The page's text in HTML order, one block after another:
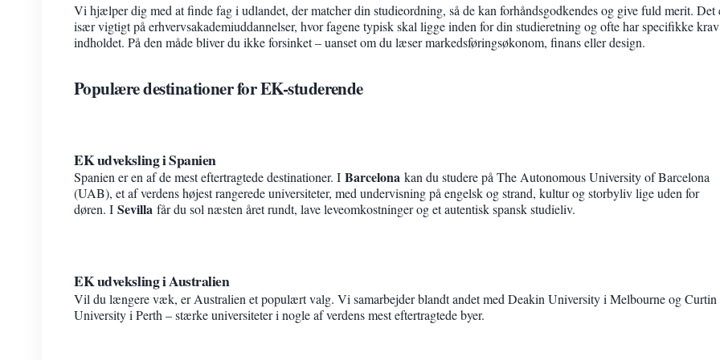
Vi hjælper dig med at finde fag i udlandet, der matcher din studieordning, så de kan forhåndsgodkendes og give fuld merit. Det
især vigtigt på erhvervsakademiuddannelser, hvor fagene typisk skal ligge inden for din studieretning og ofte har specifikke
indholdet. På den måde bliver du ikke forsinket – uanset om du læser markedsføringsøkonom, finans eller design.
Populære destinationer for EK-studerende
EK udveksling i Spanien
Spanien er en af de mest eftertragtede destinationer. I Barcelona kan du studere på The Autonomous University of Barcelona
(UAB), et af verdens højest rangerede universiteter, med undervisning på engelsk og strand, kultur og storbyliv lige uden for
døren. I Sevilla får du sol næsten året rundt, lave leveomkostninger og et autentisk spansk studieliv.
EK udveksling i Australien
Vil du længere væk, er Australien et populært valg. Vi samarbejder blandt andet med Deakin University i Melbourne og Curtin
University i Perth – stærke universiteter i nogle af verdens mest eftertragtede byer.